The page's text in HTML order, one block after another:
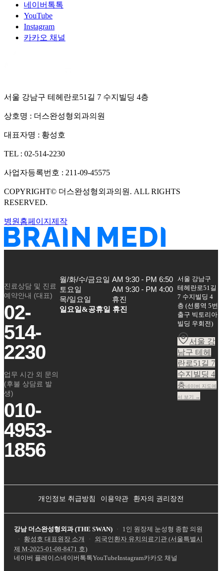
네이버톡톡
YouTube
Instagram
카카오 채널
서울 강남구 테헤란로51길 7 수지빌딩 4층
상호명 : 더스완성형외과의원
대표자명 : 황성호
TEL : 02-514-2230
사업자등록번호 : 211-09-45575
COPYRIGHT© 더스완성형외과의원 . ALL RIGHTS
RESERVED.
병원홈페이지제작
진료상담 및 진료
예약안내 (대표)
02-
514-
2230
업무 시간 외 문의
(후불 상담료 발
생)
010-
4953-
1856
월/화/수/금요일
토요일
목/일요일
AM 9:30 - PM 6:50
AM 9:30 - PM 4:00
휴진
일요일&공휴일 휴진
서울 강남구
테헤란로51길
7 수지빌딩 4
층 (선릉역 5번
출구 빅토리아
빌딩 우회전)
서울 강
남구 테헤
란로51길 7
수지빌딩 4
층네이버 지도에
서 보기 →
개인정보 취급방침 이용약관 환자의 권리장전
강남 더스완성형외과 (THE SWAN) ·
1인 원장제 눈성형 종합 의원
·
황성호 대표원장 소개 ·
외국인환자 유치의료기관 (서울특별시
제 M-2025-01-08-8471 호)
네이버 플레이스네이버톡톡YouTubeInstagram카카오 채널